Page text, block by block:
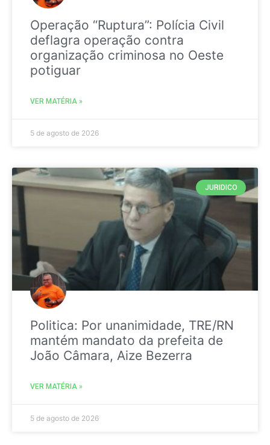
Operação “Ruptura”: Polícia Civil
deflagra operação contra
organização criminosa no Oeste
potiguar
VER MATÉRIA »
5 de agosto de 2026
JURIDICO
Politica: Por unanimidade, TRE/RN
mantém mandato da prefeita de
João Câmara, Aize Bezerra
VER MATÉRIA »
5 de agosto de 2026